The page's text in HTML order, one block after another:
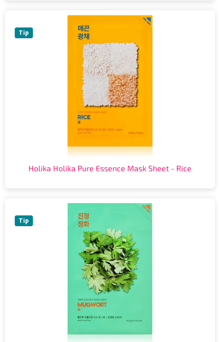
Tip
Holika Holika Pure Essence Mask Sheet - Rice
Tip